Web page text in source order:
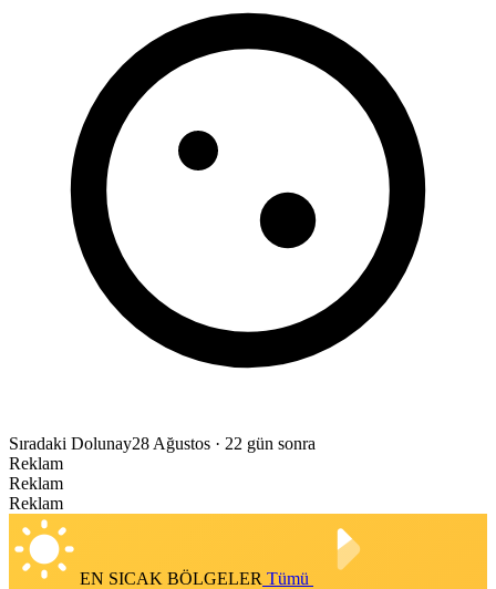
Sıradaki Dolunay28 Ağustos · 22 gün sonra
Reklam
Reklam
Reklam
EN SICAK BÖLGELER Tümü